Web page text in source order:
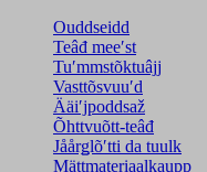
Ouddseidd
Teâđ meeʹst
Tuʹmmstõktuâjj
Vasttõsvuuʹd
Ääiʹjpoddsaž
Õhttvuõtt-teâđ
Jåårǥlõʹtti da tuulk
Mättmateriaalkaupp